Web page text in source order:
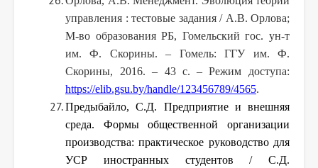
управления : тестовые задания / А.В. Орлова;
М-во образования РБ, Гомельский гос. ун-т
им. Ф. Скорины. – Гомель: ГГУ им. Ф.
Скорины, 2016. – 43 с. – Режим доступа:
https://elib.gsu.by/handle/123456789/4565.
Предыбайло, С.Д. Предприятие и внешняя
среда. Формы общественной организации
производства: практическое руководство для
УСР иностранных студентов / С.Д.